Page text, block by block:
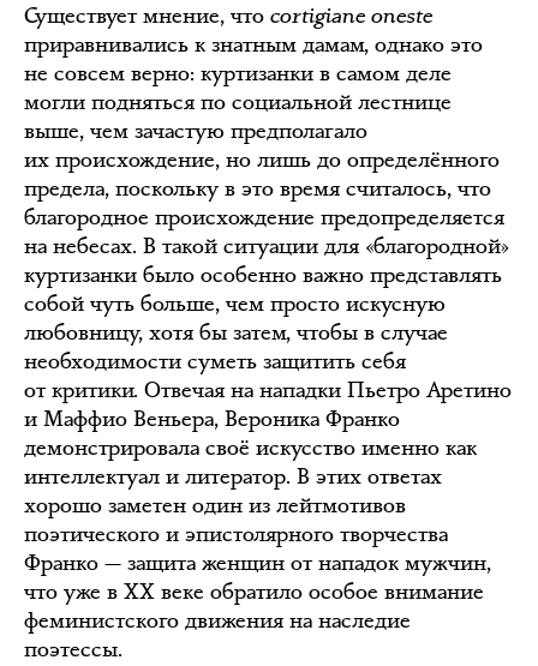
Существует мнение, что сortigiane oneste
приравнивались к знатным дамам, однако это
не совсем верно: куртизанки в самом деле
могли подняться по социальной лестнице
выше, чем зачастую предполагало
их происхождение, но лишь до определённого
предела, поскольку в это время считалось, что
благородное происхождение предопределяется
на небесах. В такой ситуации для «благородной»
куртизанки было особенно важно представлять
собой чуть больше, чем просто искусную
любовницу, хотя бы затем, чтобы в случае
необходимости суметь защитить себя
от критики. Отвечая на нападки Пьетро Аретино
и Маффио Веньера, Вероника Франко
демонстрировала своё искусство именно как
интеллектуал и литератор. В этих ответах
хорошо заметен один из лейтмотивов
поэтического и эпистолярного творчества
Франко — защита женщин от нападок мужчин,
что уже в XX веке обратило особое внимание
феминистского движения на наследие
поэтессы.